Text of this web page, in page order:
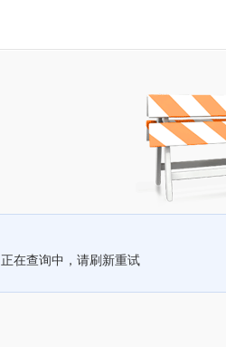
正在查询中，请刷新重试